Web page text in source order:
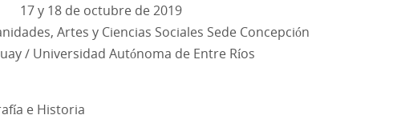
17 y 18 de octubre de 2019
Artes y Ciencias Sociales Sede Concepción
/ Universidad Autónoma de Entre Ríos
e Historia